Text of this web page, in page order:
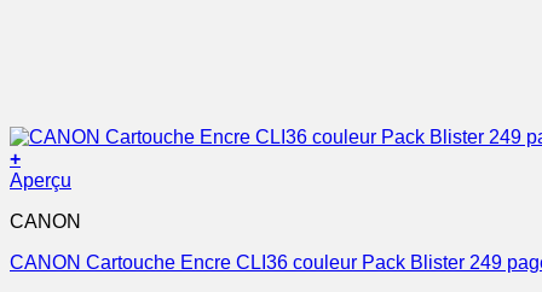
+
Aperçu
CANON
CANON Cartouche Encre CLI36 couleur Pack Blister 249